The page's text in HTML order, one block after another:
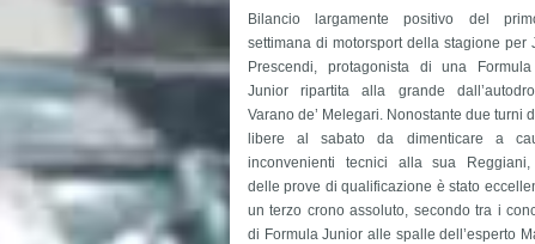
Bilancio largamente positivo del
settimana di motorsport della stagione per
Prescendi, protagonista di una
Junior ripartita alla grande
Varano de’ Melegari. Nonostante due turni
libere al sabato da dimenticare a
inconvenienti tecnici alla sua Reggiani,
delle prove di qualificazione è stato
un terzo crono assoluto, secondo tra i
di Formula Junior alle spalle dell’esperto